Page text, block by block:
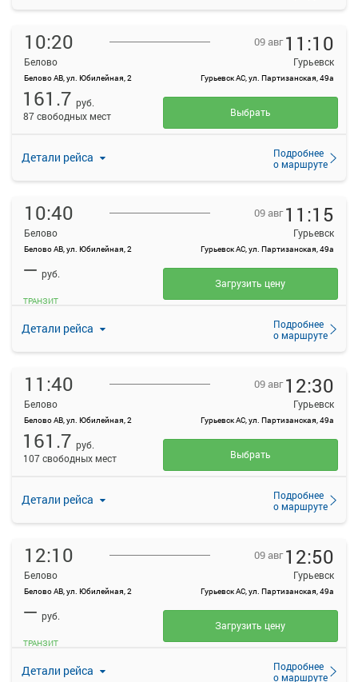
10:20
Белово
Белово АВ, ул. Юбилейная, 2
09 авг 11:10
Гурьевск
Гурьевск АС, ул. Партизанская, 49а
Детали рейса
Подробнее
о маршруте
161.7 руб.
87 свободных мест
Выбрать
10:40
Белово
Белово АВ, ул. Юбилейная, 2
09 авг 11:15
Гурьевск
Гурьевск АС, ул. Партизанская, 49а
Детали рейса
Подробнее
о маршруте
— руб.
ТРАНЗИТ
Загрузить цену
11:40
Белово
Белово АВ, ул. Юбилейная, 2
09 авг 12:30
Гурьевск
Гурьевск АС, ул. Партизанская, 49а
Детали рейса
Подробнее
о маршруте
161.7 руб.
107 свободных мест
Выбрать
12:10
Белово
Белово АВ, ул. Юбилейная, 2
09 авг 12:50
Гурьевск
Гурьевск АС, ул. Партизанская, 49а
Детали рейса
Подробнее
о маршруте
— руб.
ТРАНЗИТ
Загрузить цену